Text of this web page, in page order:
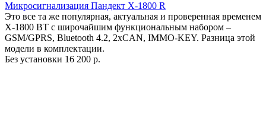
Микросигнализация Пандект X-1800 R
Это все та же популярная, актуальная и проверенная временем
X-1800 BT с широчайшим функциональным набором –
GSM/GPRS, Bluetooth 4.2, 2xCAN, IMMO-KEY. Разница этой
модели в комплектации.
Без установки 16 200 р.